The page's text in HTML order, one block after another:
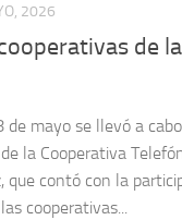
2026
de
de mayo se llevó a
la Cooperativa
que contó con la
cooperativas...